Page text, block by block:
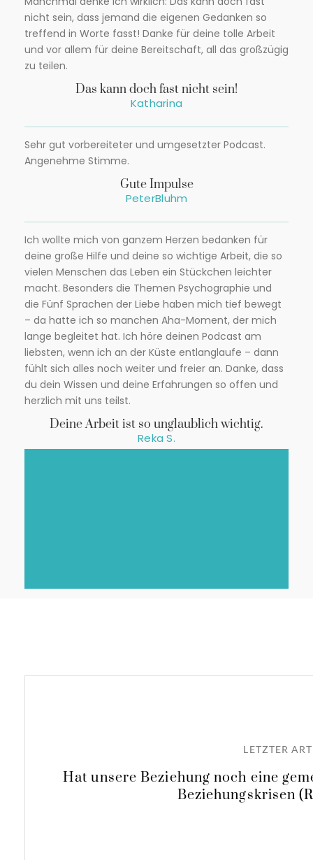
nicht sein, dass jemand die eigenen Gedanken so
treffend in Worte fasst! Danke für deine tolle Arbeit
und vor allem für deine Bereitschaft, all das großzügig
zu teilen.
Das kann doch fast nicht sein!
Katharina
Sehr gut vorbereiteter und umgesetzter Podcast.
Angenehme Stimme.
Gute Impulse
PeterBluhm
Ich wollte mich von ganzem Herzen bedanken für
deine große Hilfe und deine so wichtige Arbeit, die so
vielen Menschen das Leben ein Stückchen leichter
macht. Besonders die Themen Psychographie und
die Fünf Sprachen der Liebe haben mich tief bewegt
– da hatte ich so manchen Aha-Moment, der mich
lange begleitet hat. Ich höre deinen Podcast am
liebsten, wenn ich an der Küste entlanglaufe – dann
fühlt sich alles noch weiter und freier an. Danke, dass
du dein Wissen und deine Erfahrungen so offen und
herzlich mit uns teilst.
Deine Arbeit ist so unglaublich wichtig.
Reka S.
LETZTER
Hat unsere Beziehung noch eine
Beziehungskrisen